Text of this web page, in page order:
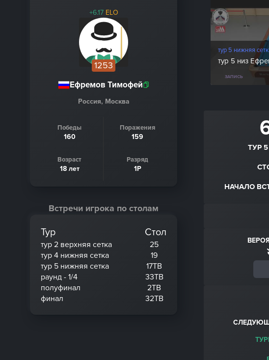
+6.17 ELO
1253
Ефремов Тимофей
Россия, Москва
Победы
160
Поражения
159
Возраст
18 лет
Разряд
1Р
Встречи игрока по столам
Тур Стол
тур 2 верхняя сетка
25
тур 4 нижняя сетка
19
тур 5 нижняя сетка
17ТВ
раунд - 1/4
33ТВ
полуфинал
2ТВ
финал
32ТВ
тур 5 нижняя
тур 5 низ
ЗАПИСЬ
ТУР
НАЧАЛО